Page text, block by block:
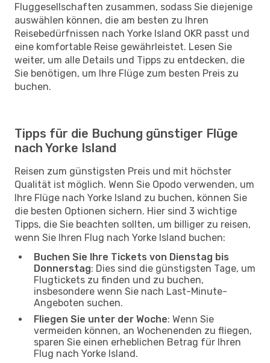
Fluggesellschaften zusammen, sodass Sie diejenige
auswählen können, die am besten zu Ihren
Reisebedürfnissen nach Yorke Island OKR passt und
eine komfortable Reise gewährleistet. Lesen Sie
weiter, um alle Details und Tipps zu entdecken, die
Sie benötigen, um Ihre Flüge zum besten Preis zu
buchen.
Tipps für die Buchung günstiger Flüge
nach Yorke Island
Reisen zum günstigsten Preis und mit höchster
Qualität ist möglich. Wenn Sie Opodo verwenden, um
Ihre Flüge nach Yorke Island zu buchen, können Sie
die besten Optionen sichern. Hier sind 3 wichtige
Tipps, die Sie beachten sollten, um billiger zu reisen,
wenn Sie Ihren Flug nach Yorke Island buchen:
Buchen Sie Ihre Tickets von Dienstag bis
Donnerstag: Dies sind die günstigsten Tage, um
Flugtickets zu finden und zu buchen,
insbesondere wenn Sie nach Last-Minute-
Angeboten suchen.
Fliegen Sie unter der Woche: Wenn Sie
vermeiden können, an Wochenenden zu fliegen,
sparen Sie einen erheblichen Betrag für Ihren
Flug nach Yorke Island.